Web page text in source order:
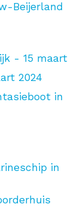
Beijerland
- 15 maart
2024
in
in